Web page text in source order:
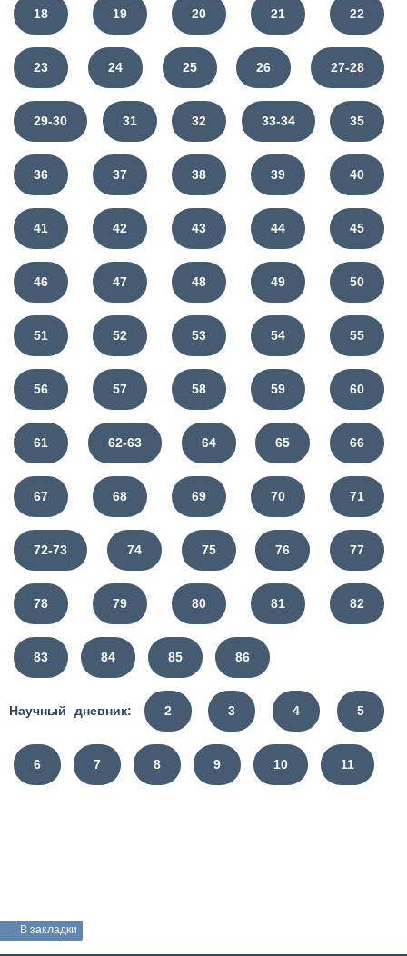
18 19 20 21 22
23 24 25 26 27-28
29-30 31 32 33-34 35
36 37 38 39 40
41 42 43 44 45
46 47 48 49 50
51 52 53 54 55
56 57 58 59 60
61 62-63 64 65 66
67 68 69 70 71
72-73 74 75 76 77
78 79 80 81 82
83 84 85 86
Научный дневник: 2 3 4 5
6 7 8 9 10 11
В закладки